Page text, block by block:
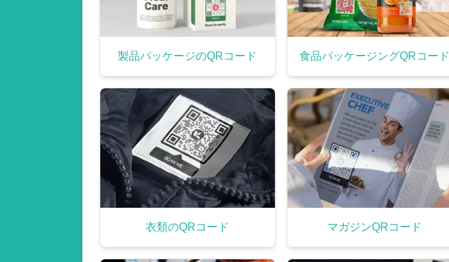
製品パッケージのQRコード 食品パッケージングQRコード
衣類のQRコード マガジンQRコード